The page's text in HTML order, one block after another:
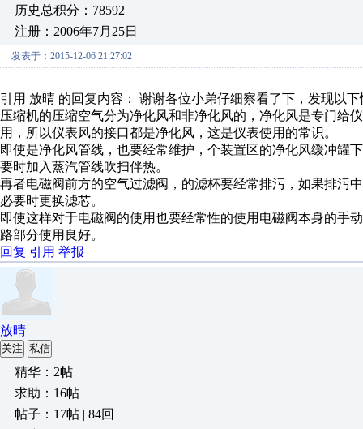
历史总积分：78592
注册：2006年7月25日
发表于：2015-12-06 21:27:02
引用 放晴 的回复内容： 谢谢各位小弟仔细察看了下，发现以
压缩机的压缩空气分为净化风和非净化风的，净化风是专门给
用，所以仪表风的接口都是净化风，这是仪表使用的常识。
即使是净化风管线，也要经常维护，个装置区的净化风缓冲罐
要时加入蒸汽管线吹扫伴热。
再者电磁阀前方的空气过滤阀，的滤杯要经常排污，如果排污
必要时更换滤芯。
即使这样对于电磁阀的使用也要经常性的使用电磁阀本身的手
路部分使用良好。
回复 引用 举报
放晴
关注 私信
精华：2帖
求助：16帖
帖子：17帖 | 84回